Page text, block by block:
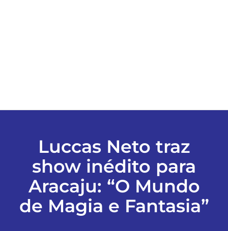
FALE CONOSCO
EDIÇÕES EM PDF
Luccas Neto traz
show inédito para
Aracaju: “O Mundo
de Magia e Fantasia”